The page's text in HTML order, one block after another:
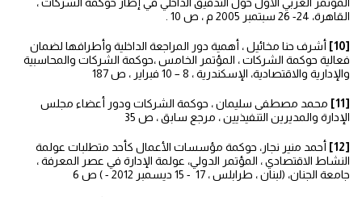
المؤتمر العربي الأول حول التدقيق الداخلي في إطار حوكمة الشركات ،
القاهرة، 24- 26 سبتمبر 2005 م ، ص 10 .
[10]
أشرف حنا مخائيل ، أهمية دور المراجعة الداخلية وأطرافها لضمان
فعالية حوكمة الشركات ، المؤتمر الخامس ،حوكمة الشركات والمحاسبية
والإدارية والاقتصادية، الإسكندرية ، 8 – 10 فبراير ، ص 187
[11]
محمد مصطفى سليمان ، حوكمة الشركات ودور أعضاء مجلس
الإدارة والمديرين التنفيذيين ، مرجع سابق ، ص 35
[12]
أحمد منير نجار، حوكمة مؤسسات الأعمال كأحد متطلبات عولمة
النشاط الاقتصادي ، المؤتمر الدولي، عولمة الإدارة في عصر المعرفة ،
جامعة الجنان، (لبنان ، طرابلس ، 17 - 15 ديسمبر 2012 - ) ص 6